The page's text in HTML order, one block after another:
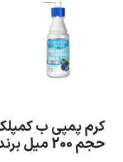
کرم پمپی ب
حجم 200 میل برند کامان